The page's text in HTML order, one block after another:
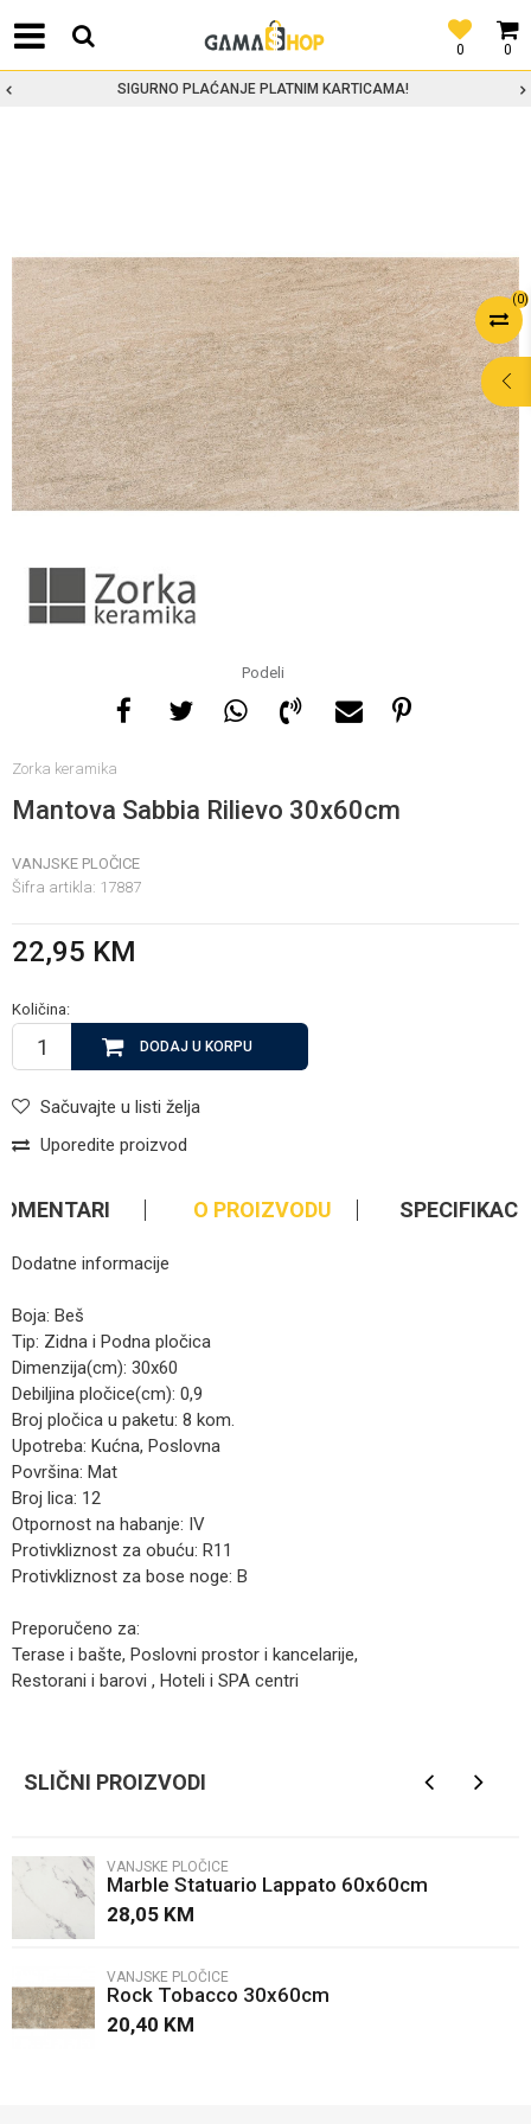
0
0
SIGURNO PLAĆANJE PLATNIM KARTICAMA!
(0)
Podeli
Zorka keramika
Mantova Sabbia Rilievo 30x60cm
VANJSKE PLOČICE
Šifra artikla: 17887
22,95 KM
Količina:
DODAJ U KORPU
Sačuvajte u listi želja
Uporedite proizvod
POMOĆ PRI
KUPOVINI
nedelje
O PROIZVODU
Dodatne informacije
Boja: Beš
Tip: Zidna i Podna pločica
Dimenzija(cm): 30x60
Debiljina pločice(cm): 0,9
Broj pločica u paketu: 8 kom.
Upotreba: Kućna, Poslovna
Površina: Mat
Broj lica: 12
Otpornost na habanje: IV
Protivkliznost za obuću: R11
Protivkliznost za bose noge: B
Preporučeno za:
Terase i bašte, Poslovni prostor i kancelarije,
Restorani i barovi , Hoteli i SPA centri
SLIČNI PROIZVODI
VANJSKE PLOČICE
Marble Statuario Lappato 60x60cm
28,05 KM
VANJSKE PLOČICE
Rock Tobacco 30x60cm
20,40 KM